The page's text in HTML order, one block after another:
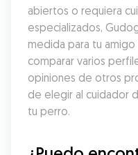
abiertos o requiera
especializados,
medida para tu
comparar varios
opiniones de otros
de elegir al cuidador
tu perro.